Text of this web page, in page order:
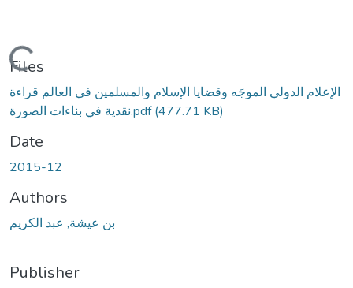
Loading...
Files
الإعلام الدولي الموجَه وقضايا الإسلام والمسلمين في العالم قراءة
نقدية في بناءات الصورة.pdf(477.71 KB)
Date
2015-12
Authors
بن عيشة, عبد الكريم
Publisher